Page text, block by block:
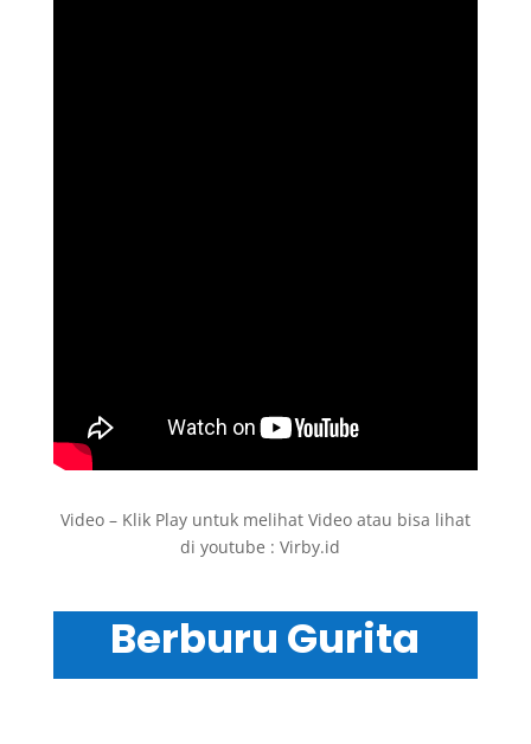
Video – Klik Play untuk melihat Video atau bisa lihat
di youtube : Virby.id
.
Berburu Gurita